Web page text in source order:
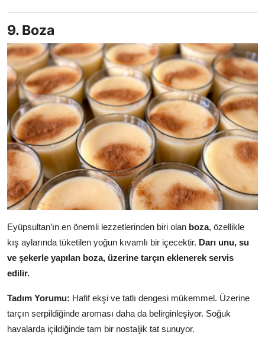
9. Boza
Eyüpsultan’ın en önemli lezzetlerinden biri olan boza, özellikle
kış aylarında tüketilen yoğun kıvamlı bir içecektir. Darı unu, su
ve şekerle yapılan boza, üzerine tarçın eklenerek servis
edilir.
Tadım Yorumu: Hafif ekşi ve tatlı dengesi mükemmel. Üzerine
tarçın serpildiğinde aroması daha da belirginleşiyor. Soğuk
havalarda içildiğinde tam bir nostaljik tat sunuyor.